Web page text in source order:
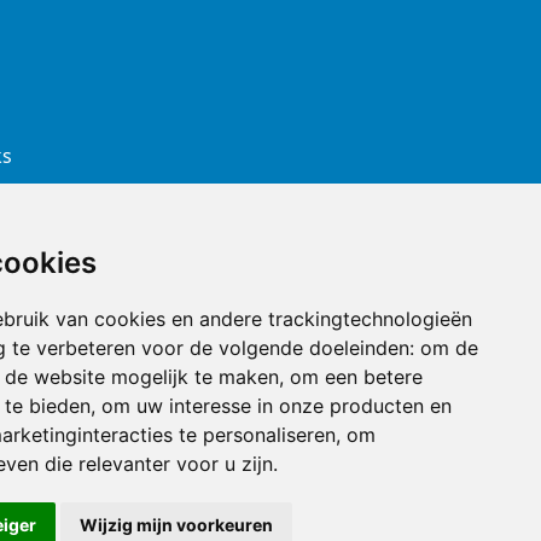
van cookies en andere trackingtechnologieën
te verbeteren voor de volgende doeleinden: om de
website mogelijk te maken, om een betere
bieden, om uw interesse in onze producten en
te personaliseren, om
die relevanter voor u zijn.
Wijzig mijn voorkeuren
& Ontwikkeling doorDIMA.